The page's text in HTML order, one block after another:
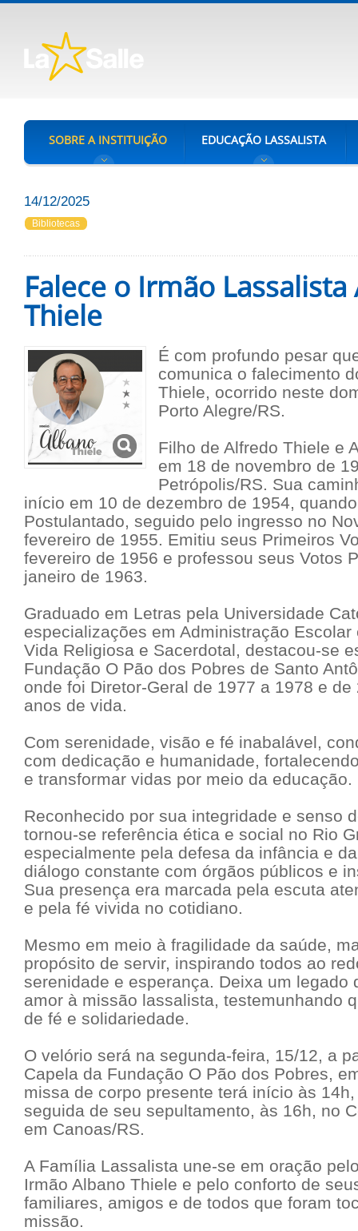
SOBRE A INSTITUIÇÃO EDUCAÇÃO LASSALISTA
14/12/2025
Bibliotecas
Falece o Irmão Lassalista
Thiele
É com profundo pesar
comunica o falecimento
Thiele, ocorrido neste
Porto Alegre/RS.
Filho de Alfredo Thiele e
em 18 de novembro de
Petrópolis/RS. Sua
início em 10 de dezembro de 1954,
Postulantado, seguido pelo ingresso no
fevereiro de 1955. Emitiu seus Primeiros
fevereiro de 1956 e professou seus Votos
janeiro de 1963.
Graduado em Letras pela Universidade
especializações em Administração
Vida Religiosa e Sacerdotal, destacou-se
Fundação O Pão dos Pobres de Santo
onde foi Diretor-Geral de 1977 a 1978 e
anos de vida.
Com serenidade, visão e fé inabalável,
com dedicação e humanidade,
e transformar vidas por meio da educação.
Reconhecido por sua integridade e senso
tornou-se referência ética e social no Rio
especialmente pela defesa da infância e
diálogo constante com órgãos públicos e
Sua presença era marcada pela escuta
e pela fé vivida no cotidiano.
Mesmo em meio à fragilidade da saúde,
propósito de servir, inspirando todos ao
serenidade e esperança. Deixa um legado
amor à missão lassalista, testemunhando
de fé e solidariedade.
O velório será na segunda-feira, 15/12, a
Capela da Fundação O Pão dos Pobres,
missa de corpo presente terá início às
seguida de seu sepultamento, às 16h, no
em Canoas/RS.
A Família Lassalista une-se em oração
Irmão Albano Thiele e pelo conforto de
familiares, amigos e de todos que foram
missão.